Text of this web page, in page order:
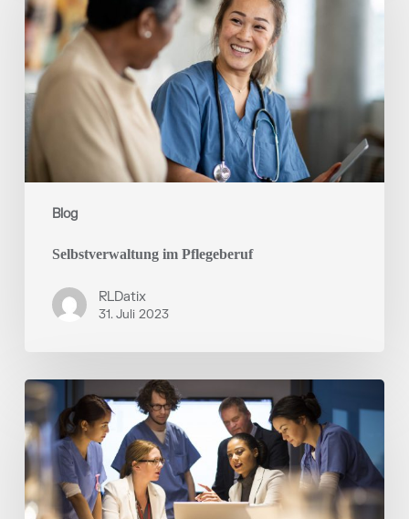
Blog
Selbstverwaltung im Pflegeberuf
RLDatix
31. Juli 2023
Mitarbeitereinbindung
in
die
Dienstplanung
deutschen
Kliniken